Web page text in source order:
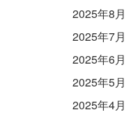
2025年8月
2025年7月
2025年6月
2025年5月
2025年4月